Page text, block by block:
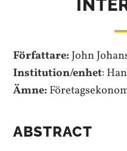
Författare: John
Institution/enhet:
Ämne:
ABSTRACT